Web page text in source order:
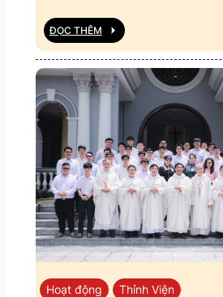
ĐỌC THÊM
Hoạt động Thỉnh Viện